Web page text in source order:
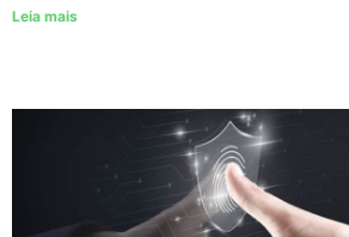
Leia mais